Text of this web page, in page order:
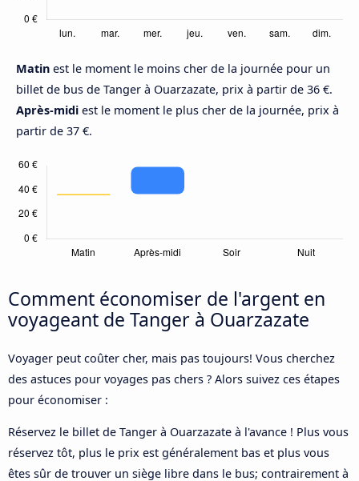
Matin est le moment le moins cher de la journée pour un
billet de bus de Tanger à Ouarzazate, prix à partir de 36 €.
Après-midi est le moment le plus cher de la journée, prix à
partir de 37 €.
Comment économiser de l'argent en
voyageant de Tanger à Ouarzazate
Voyager peut coûter cher, mais pas toujours! Vous cherchez
des astuces pour voyages pas chers ? Alors suivez ces étapes
pour économiser :
Réservez le billet de Tanger à Ouarzazate à l'avance ! Plus vous
réservez tôt, plus le prix est généralement bas et plus vous
êtes sûr de trouver un siège libre dans le bus; contrairement à